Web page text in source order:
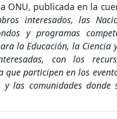
ONU, publicada en la
interesados, las
y programas
la Educación, la
con los
que participen en los
y las comunidades